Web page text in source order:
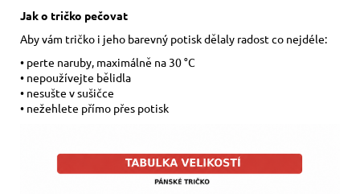
Jak o tričko pečovat
Aby vám tričko i jeho barevný potisk dělaly radost co nejdéle:
• perte naruby, maximálně na 30 °C
• nepoužívejte bělidla
• nesušte v sušičce
• nežehlete přímo přes potisk